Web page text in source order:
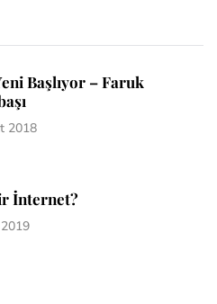
Başlıyor – Faruk
2018
İnternet?